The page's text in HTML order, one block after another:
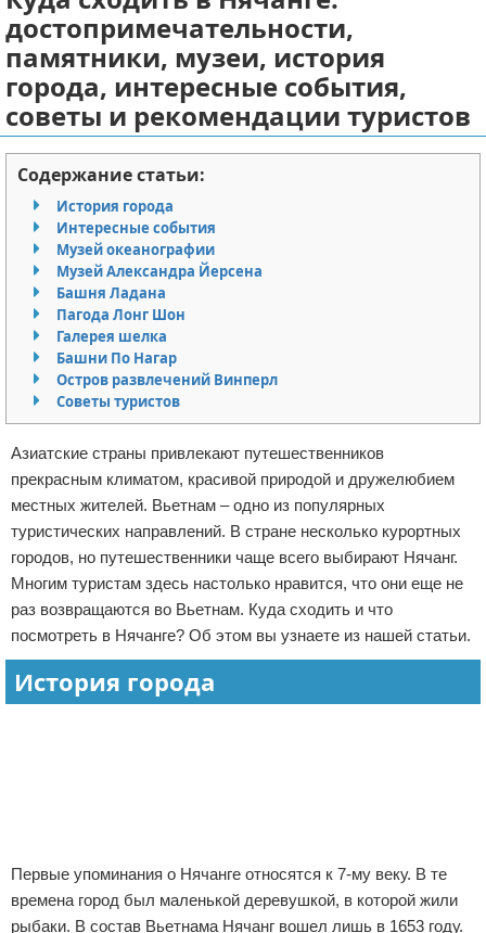
Авиаперелеты
Отели
Полезное для туристов
Отдых на природе
Аренда автомобилей
Документы и визы
Билеты
Планирование отдыха
Пляжный отдых
Турагенства
Экстримальный отдых
Разное про отдых
Отказ от ответственности
достопримечательности,
памятники, музеи, история
города, интересные события,
советы и рекомендации туристов
Содержание статьи:
История города
Интересные события
Музей океанографии
Музей Александра Йерсена
Башня Ладана
Пагода Лонг Шон
Галерея шелка
Башни По Нагар
Остров развлечений Винперл
Советы туристов
Азиатские страны привлекают путешественников
прекрасным климатом, красивой природой и дружелюбием
местных жителей. Вьетнам – одно из популярных
туристических направлений. В стране несколько курортных
городов, но путешественники чаще всего выбирают Нячанг.
Многим туристам здесь настолько нравится, что они еще не
раз возвращаются во Вьетнам. Куда сходить и что
посмотреть в Нячанге? Об этом вы узнаете из нашей статьи.
История города
Первые упоминания о Нячанге относятся к 7-му веку. В те
времена город был маленькой деревушкой, в которой жили
рыбаки. В состав Вьетнама Нячанг вошел лишь в 1653 году.